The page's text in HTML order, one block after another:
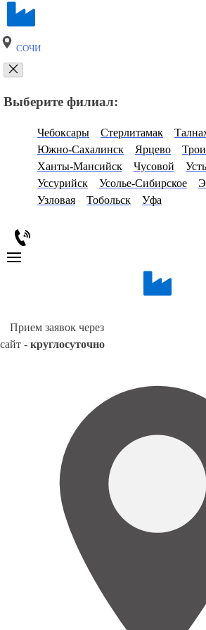
СОЧИ
Выберите филиал:
Чебоксары Стерлитамак
Южно-Сахалинск
Ярцево
Ханты-Мансийск
Чусовой
Уссурийск
Усолье-Сибирское
Узловая
Тобольск Уфа
Прием заявок через
сайт - круглосуточно